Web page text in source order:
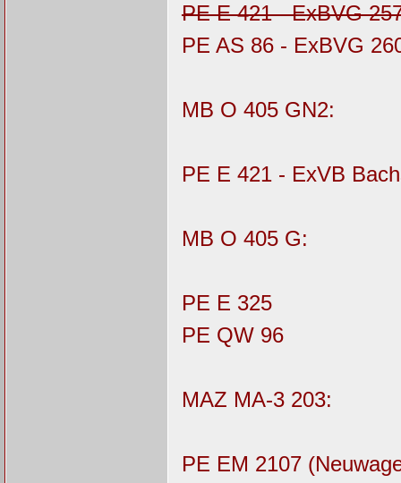
PE E 421 - ExBVG
PE AS 86 - ExBVG
MB O 405 GN2:
PE E 421 - ExVB
MB O 405 G:
PE E 325
PE QW 96
MAZ MA-3 203:
PE EM 2107